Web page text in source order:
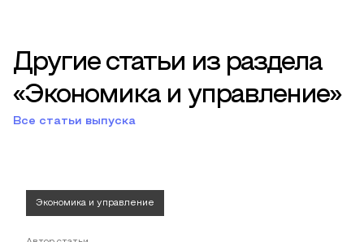
Другие статьи из раздела
«Экономика и управление»
Все статьи выпуска
Экономика и управление